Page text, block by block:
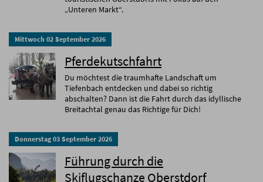
„Unteren Markt“.
Mittwoch 02 September 2026
Pferdekutschfahrt
Du möchtest die traumhafte Landschaft um
Tiefenbach entdecken und dabei so richtig
abschalten? Dann ist die Fahrt durch das idyllische
Breitachtal genau das Richtige für Dich!
Donnerstag 03 September 2026
Führung durch die
Skiflugschanze Oberstdorf